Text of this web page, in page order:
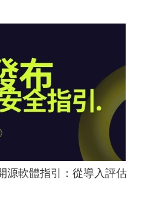
源軟體指引：從導入評估